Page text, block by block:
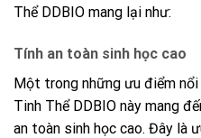
Thể DDBIO mang lại như:
Tính an toàn sinh học cao
Một trong những ưu điểm
Tinh Thể DDBIO này mang
an toàn sinh học cao. Đây là